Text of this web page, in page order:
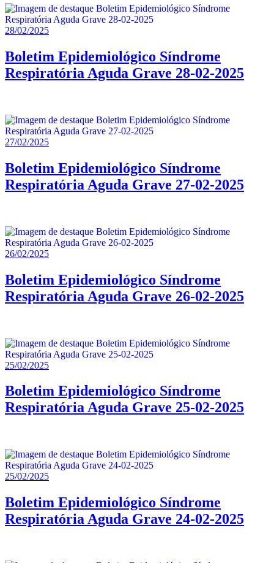
28/02/2025
Boletim Epidemiológico Síndrome
Respiratória Aguda Grave 28-02-2025
27/02/2025
Boletim Epidemiológico Síndrome
Respiratória Aguda Grave 27-02-2025
26/02/2025
Boletim Epidemiológico Síndrome
Respiratória Aguda Grave 26-02-2025
25/02/2025
Boletim Epidemiológico Síndrome
Respiratória Aguda Grave 25-02-2025
25/02/2025
Boletim Epidemiológico Síndrome
Respiratória Aguda Grave 24-02-2025